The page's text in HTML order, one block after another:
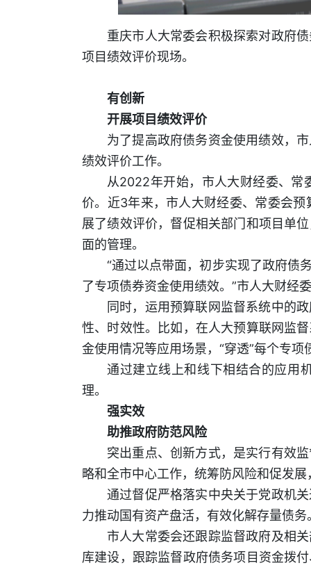
重庆市人大常委会积极探索对政府
项目绩效评价现场。
有创新
开展项目绩效评价
为了提高政府债务资金使用绩效，
绩效评价工作。
从2022年开始，市人大财经委、常
价。近3年来，市人大财经委、常委会
展了绩效评价，督促相关部门和项目单
面的管理。
“通过以点带面，初步实现了政府债
了专项债券资金使用绩效。”市人大财经
同时，运用预算联网监督系统中的
性、时效性。比如，在人大预算联网监
金使用情况等应用场景，“穿透”每个专
通过建立线上和线下相结合的应用
理。
强实效
助推政府防范风险
突出重点、创新方式，是实行有效
略和全市中心工作，统筹防风险和促发
通过督促严格落实中央关于党政机
力推动国有资产盘活，有效化解存量债
市人大常委会还跟踪监督政府及相
库建设，跟踪监督政府债务项目资金拨